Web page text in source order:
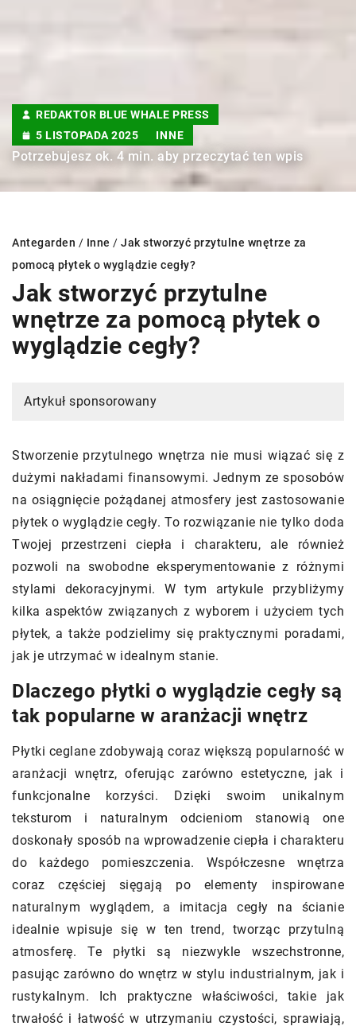
REDAKTOR BLUE WHALE PRESS
5 LISTOPADA 2025
INNE
Potrzebujesz ok. 4 min. aby przeczytać ten wpis
Antegarden / Inne / Jak stworzyć przytulne wnętrze za
pomocą płytek o wyglądzie cegły?
Jak stworzyć przytulne
wnętrze za pomocą płytek o
wyglądzie cegły?
Artykuł sponsorowany
Stworzenie przytulnego wnętrza nie musi wiązać się z
dużymi nakładami finansowymi. Jednym ze sposobów
na osiągnięcie pożądanej atmosfery jest zastosowanie
płytek o wyglądzie cegły. To rozwiązanie nie tylko doda
Twojej przestrzeni ciepła i charakteru, ale również
pozwoli na swobodne eksperymentowanie z różnymi
stylami dekoracyjnymi. W tym artykule przybliżymy
kilka aspektów związanych z wyborem i użyciem tych
płytek, a także podzielimy się praktycznymi poradami,
jak je utrzymać w idealnym stanie.
Dlaczego płytki o wyglądzie cegły są
tak popularne w aranżacji wnętrz
Płytki ceglane zdobywają coraz większą popularność w
aranżacji wnętrz, oferując zarówno estetyczne, jak i
funkcjonalne korzyści. Dzięki swoim unikalnym
teksturom i naturalnym odcieniom stanowią one
doskonały sposób na wprowadzenie ciepła i charakteru
do każdego pomieszczenia. Współczesne wnętrza
coraz częściej sięgają po elementy inspirowane
naturalnym wyglądem, a imitacja cegły na ścianie
idealnie wpisuje się w ten trend, tworząc przytulną
atmosferę. Te płytki są niezwykle wszechstronne,
pasując zarówno do wnętrz w stylu industrialnym, jak i
rustykalnym. Ich praktyczne właściwości, takie jak
trwałość i łatwość w utrzymaniu czystości, sprawiają,